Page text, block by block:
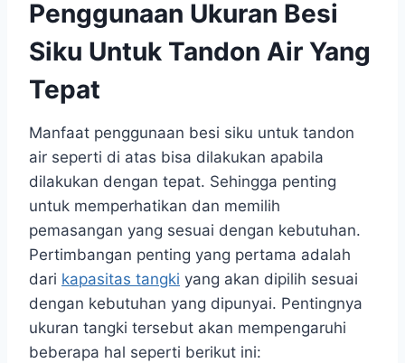
Penggunaan Ukuran Besi
Siku Untuk Tandon Air Yang
Tepat
Manfaat penggunaan besi siku untuk tandon
air seperti di atas bisa dilakukan apabila
dilakukan dengan tepat. Sehingga penting
untuk memperhatikan dan memilih
pemasangan yang sesuai dengan kebutuhan.
Pertimbangan penting yang pertama adalah
dari kapasitas tangki yang akan dipilih sesuai
dengan kebutuhan yang dipunyai. Pentingnya
ukuran tangki tersebut akan mempengaruhi
beberapa hal seperti berikut ini: